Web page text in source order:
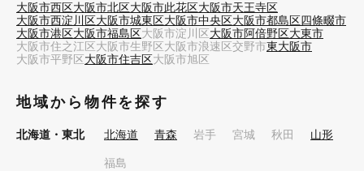
大阪市西区大阪市北区大阪市此花区大阪市天王寺区
大阪市西淀川区大阪市城東区大阪市中央区大阪市都島区四條畷市
大阪市港区大阪市福島区大阪市淀川区大阪市阿倍野区大東市
大阪市住之江区大阪市生野区大阪市浪速区交野市東大阪市
大阪市平野区大阪市住吉区大阪市旭区
地域から物件を探す
北海道・東北 北海道 青森 岩手 宮城 秋田 山形
福島